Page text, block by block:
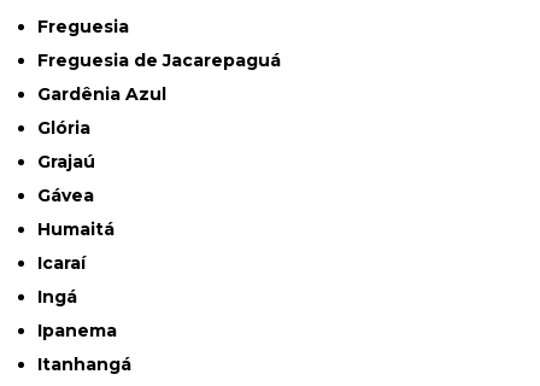
Freguesia
Freguesia de Jacarepaguá
Gardênia Azul
Glória
Grajaú
Gávea
Humaitá
Icaraí
Ingá
Ipanema
Itanhangá